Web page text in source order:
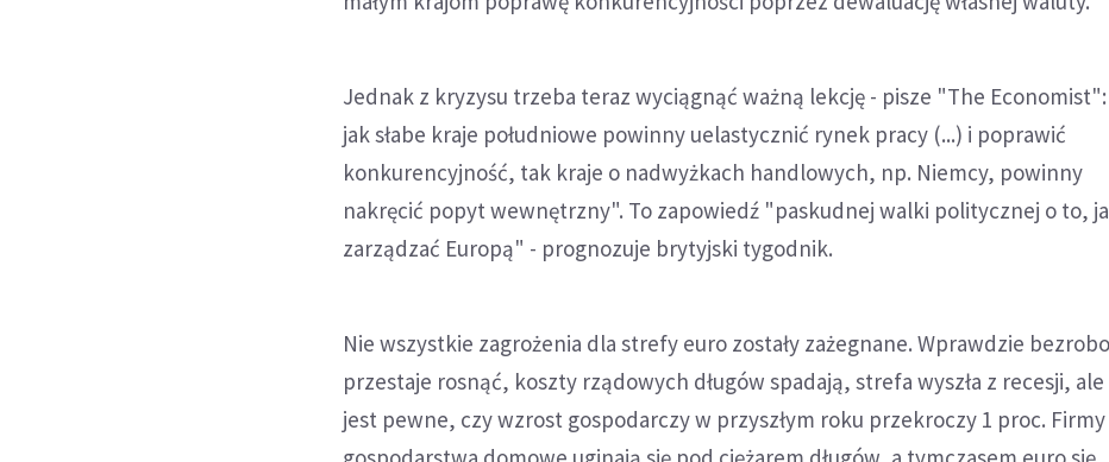
Jednak z kryzysu trzeba teraz wyciągnąć ważną lekcję - pisze "The
jak słabe kraje południowe powinny uelastycznić rynek pracy (...) i poprawić
konkurencyjność, tak kraje o nadwyżkach handlowych, np. Niemcy, powinny
nakręcić popyt wewnętrzny". To zapowiedź "paskudnej walki politycznej o to,
zarządzać Europą" - prognozuje brytyjski tygodnik.
Nie wszystkie zagrożenia dla strefy euro zostały zażegnane. Wprawdzie
przestaje rosnąć, koszty rządowych długów spadają, strefa wyszła z recesji, ale
jest pewne, czy wzrost gospodarczy w przyszłym roku przekroczy 1 proc. Firmy